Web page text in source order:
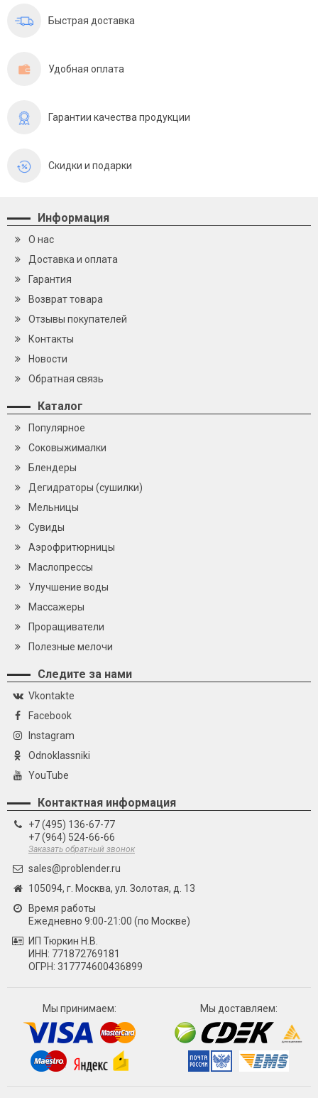
Быстрая доставка
Удобная оплата
Гарантии качества продукции
Скидки и подарки
Информация
О нас
Доставка и оплата
Гарантия
Возврат товара
Отзывы покупателей
Контакты
Новости
Обратная связь
Каталог
Популярное
Cоковыжималки
Блендеры
Дегидраторы (сушилки)
Мельницы
Сувиды
Аэрофритюрницы
Маслопрессы
Улучшение воды
Массажеры
Проращиватели
Полезные мелочи
Следите за нами
Vkontakte
Facebook
Instagram
Odnoklassniki
YouTube
Контактная информация
+7 (495) 136-67-77
+7 (964) 524-66-66
Заказать обратный звонок
sales@problender.ru
105094, г. Москва, ул. Золотая, д. 13
Время работы
Ежедневно 9:00-21:00 (по Москве)
ИП Тюркин Н.В.
ИНН: 771872769181
ОГРН: 317774600436899
Мы принимаем: Мы доставляем: